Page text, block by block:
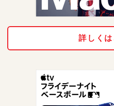
詳しくは